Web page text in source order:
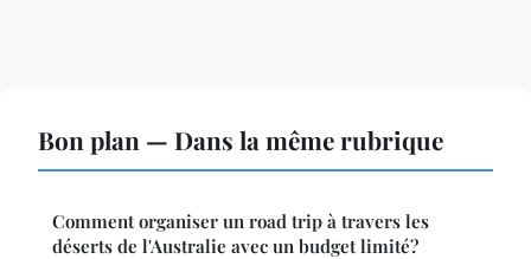
Bon plan — Dans la même rubrique
Comment organiser un road trip à travers les
déserts de l'Australie avec un budget limité?